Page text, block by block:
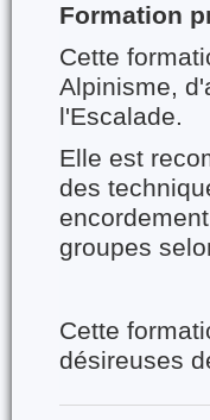
Formation
Cette
Alpinisme,
l'Escalade.
Elle est
des
groupes
Cette
désireuses